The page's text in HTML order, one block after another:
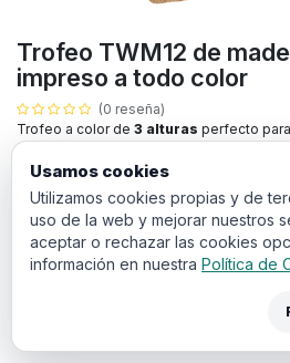
Trofeo TWM12 de
impreso a todo color
(0 reseña)
Trofeo a color de 3 alturas perfecto
eventos deportivos, empresariales o
Todos los productos con impresión
coste de puesta en máquinade 20€.
cesta en la siguiente pantalla de
Usamos cookies
Utilizamos cookies propias y de
uso de la web y mejorar nuestros
aceptar o rechazar las cookies
información en nuestra Política de